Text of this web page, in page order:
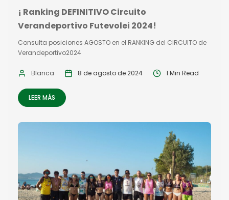
¡ Ranking DEFINITIVO Circuito
Verandeportivo Futevolei 2024!
Consulta posiciones AGOSTO en el RANKING del CIRCUITO de
Verandeportivo2024
Blanca 8 de agosto de 2024 1 Min Read
LEER MÁS